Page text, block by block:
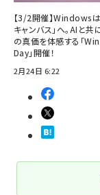
【3/2開催】Windows
キャンバス」へ。AIと
の真価を体感する「
Day」開催！
2月24日 6:22